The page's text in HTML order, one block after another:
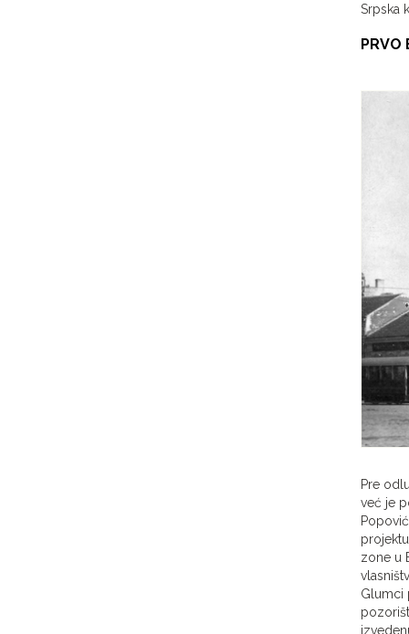
Srpska
PRVO
Pre
već je
zone u
Glumci